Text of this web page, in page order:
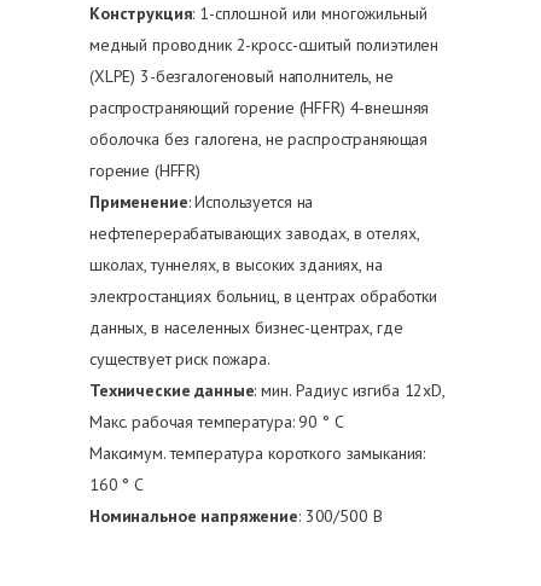
Конструкция: 1-сплошной или многожильный
медный проводник 2-кросс-сшитый полиэтилен
(XLPE) 3-безгалогеновый наполнитель, не
распространяющий горение (HFFR) 4-внешняя
оболочка без галогена, не распространяющая
горение (HFFR)
Применение: Используется на
нефтеперерабатывающих заводах, в отелях,
школах, туннелях, в высоких зданиях, на
электростанциях больниц, в центрах обработки
данных, в населенных бизнес-центрах, где
существует риск пожара.
Технические данные: мин. Радиус изгиба 12xD,
Макс. рабочая температура: 90 ° C
Максимум. температура короткого замыкания:
160 ° C
Номинальное напряжение: 300/500 В